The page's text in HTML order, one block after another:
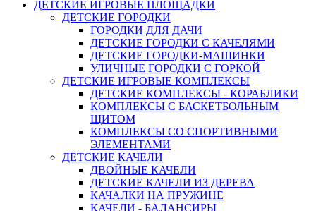
ДЕТСКИЕ ИГРОВЫЕ ПЛОЩАДКИ
ДЕТСКИЕ ГОРОДКИ
ГОРОДКИ ДЛЯ ДАЧИ
ДЕТСКИЕ ГОРОДКИ С КАЧЕЛЯМИ
ДЕТСКИЕ ГОРОДКИ-МАШИНКИ
УЛИЧНЫЕ ГОРОДКИ С ГОРКОЙ
ДЕТСКИЕ ИГРОВЫЕ КОМПЛЕКСЫ
ДЕТСКИЕ КОМПЛЕКСЫ - КОРАБЛИКИ
КОМПЛЕКСЫ С БАСКЕТБОЛЬНЫМ
ЩИТОМ
КОМПЛЕКСЫ СО СПОРТИВНЫМИ
ЭЛЕМЕНТАМИ
ДЕТСКИЕ КАЧЕЛИ
ДВОЙНЫЕ КАЧЕЛИ
ДЕТСКИЕ КАЧЕЛИ ИЗ ДЕРЕВА
КАЧАЛКИ НА ПРУЖИНЕ
КАЧЕЛИ - БАЛАНСИРЫ